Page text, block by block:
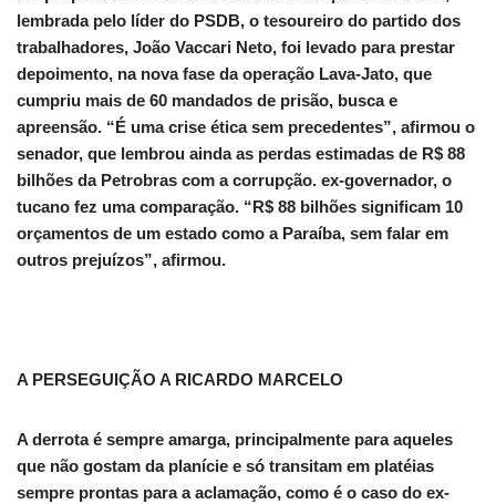
lembrada pelo líder do PSDB, o tesoureiro do partido dos
trabalhadores, João Vaccari Neto, foi levado para prestar
depoimento, na nova fase da operação Lava-Jato, que
cumpriu mais de 60 mandados de prisão, busca e
apreensão. “É uma crise ética sem precedentes”, afirmou o
senador, que lembrou ainda as perdas estimadas de R$ 88
bilhões da Petrobras com a corrupção. ex-governador, o
tucano fez uma comparação. “R$ 88 bilhões significam 10
orçamentos de um estado como a Paraíba, sem falar em
outros prejuízos”, afirmou.
A PERSEGUIÇÃO A RICARDO MARCELO
A derrota é sempre amarga, principalmente para aqueles
que não gostam da planície e só transitam em platéias
sempre prontas para a aclamação, como é o caso do ex-